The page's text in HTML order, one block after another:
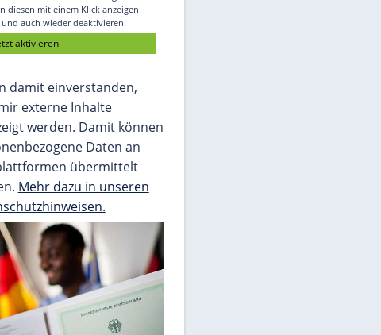
Die Bilder des Tages
Video
Glomex GmbH
von unserer Redaktion eingebundenen
können diesen mit einem Klick anzeigen
lassen und auch wieder deaktivieren.
jetzt aktivieren
Ich bin damit einverstanden,